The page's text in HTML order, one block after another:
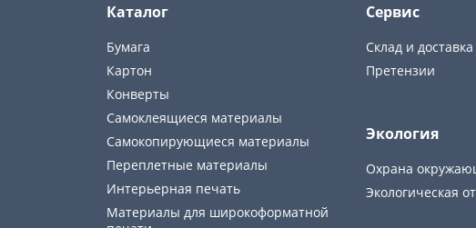
Каталог
Бумага
Картон
Конверты
Самоклеящиеся материалы
Самокопирующиеся материалы
Переплетные материалы
Интерьерная печать
Материалы для широкоформатной
Сервис
Склад и доставка
Претензии
Экология
Охрана
Экологическая